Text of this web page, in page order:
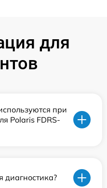
для
при
Polaris FDRS-
диагностика?